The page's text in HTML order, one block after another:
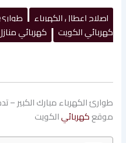
إصلاح اعطال الكهرباء
طوارئ
كهربائي الكويت
كهربائي
طوارئ الكهرباء مبارك الكبير –
موقعكهربائيالكويت